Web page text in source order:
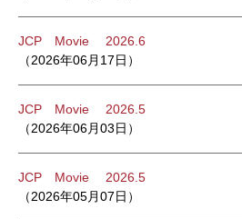
JCP Movie 2026.6
（2026年06月17日）
JCP Movie 2026.5
（2026年06月03日）
JCP Movie 2026.5
（2026年05月07日）